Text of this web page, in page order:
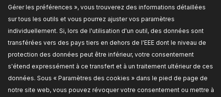
Gérer les préférences », vous trouverez des informations détaillées
sur tous les outils et vous pourrez ajuster vos paramètres
individuellement. Si, lors de l'utilisation d'un outil, des données sont
transférées vers des pays tiers en dehors de l'EEE dont le niveau de
protection des données peut être inférieur, votre consentement
s'étend expressément à ce transfert et à un traitement ultérieur de ces
données. Sous « Paramètres des cookies » dans le pied de page de
notre site web, vous pouvez révoquer votre consentement ou mettre à
RIDEX Bras de suspension
Type de bras oscillant:
barre oscillant
transversal,Matériel:Aluminium,Dimension du
cône [mm]:12,6,Côté d'assemblage:Essieu
avant, droit, supérieur, Article complémentaire /
Info complémentaire 2:avec écrou,Diamètre
des points de fixation [mm]:
Numéro de pièce
du fabricant:273C0107,Fabricant:RIDEX,
Numéro de EAN:4059191330003